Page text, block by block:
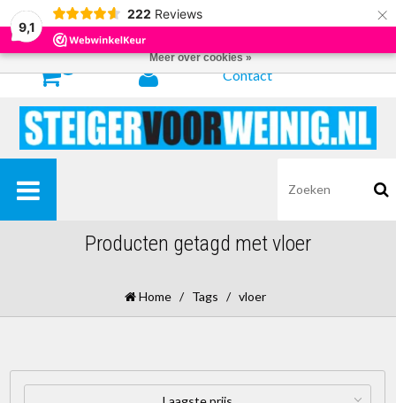
9,1
222 Reviews ×
Contact
Producten getagd met vloer
Home / Tags / vloer
Door het gebruiken van onze website, ga je akkoord met het gebruik van
cookies om onze website te verbeteren.
Meer over cookies »